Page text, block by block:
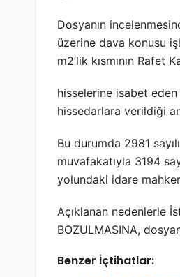
Dosyanın
üzerine dava konusu
m2’lik kısmının Rafet
hisselerine isabet
hissedarlara verildiği
Bu durumda 2981
muvafakatıyla 3194
yolundaki idare
Açıklanan nedenlerle
BOZULMASINA,
Benzer İçtihatlar: